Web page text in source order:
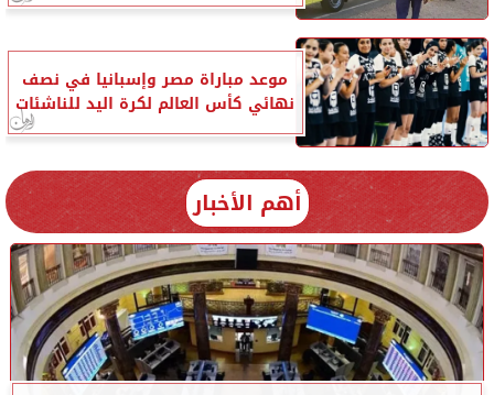
موعد مباراة مصر وإسبانيا في نصف
نهائي كأس العالم لكرة اليد للناشئات
أهم الأخبار